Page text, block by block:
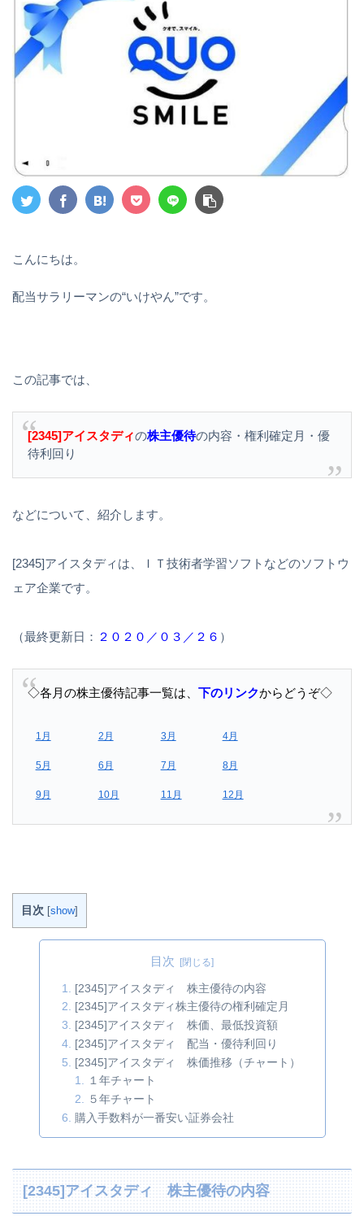
こんにちは。
配当サラリーマンの“いけやん”です。
この記事では、
[2345]アイスタディの株主優待の内容・権利確定月・優
待利回り
などについて、紹介します。
[2345]アイスタディは、ＩＴ技術者学習ソフトなどのソフトウ
ェア企業です。
（最終更新日： ２０２０／０３／２６ ）
◇各月の株主優待記事一覧は、 下のリンクからどうぞ◇
1月 2月 3月 4月
5月 6月 7月 8月
9月 10月 11月 12月
目次 [show]
目次
[2345]アイスタディ 株主優待の内容
[2345]アイスタディ株主優待の権利確定月
[2345]アイスタディ 株価、最低投資額
[2345]アイスタディ 配当・優待利回り
[2345]アイスタディ 株価推移（チャート）
１年チャート
５年チャート
購入手数料が一番安い証券会社
[2345]アイスタディ 株主優待の内容